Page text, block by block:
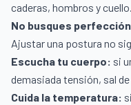
caderas, hombros y cuello.
No busques
Ajustar una postura no
Escucha tu cuerpo: si
demasiada tensión, sal
Cuida la temperatura: